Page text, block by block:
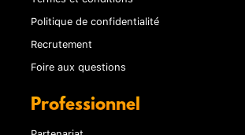
Politique de confidentialité
Recrutement
Foire aux questions
Professionnel